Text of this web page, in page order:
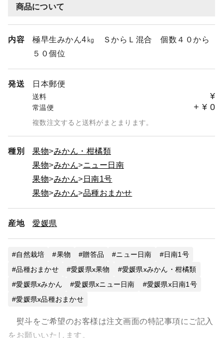
商品について
内容
極早生みかん4㎏ ＳからＬ混合 個数４０から
５０個位
発送 日本郵便
送料 ¥
常温便 + ¥ 0
複数注文すると送料がまとまります。
種別 果物
みかん・柑橘類
果物
みかん
ニュー日南
果物
みかん
日南1号
果物
みかん 品種おまかせ
産地 愛媛県
自然栽培 果物 贈答品 ニュー日南
日南1号
品種おまかせ
愛媛県x果物
愛媛県xみかん・柑橘類
愛媛県xみかん
愛媛県xニュー日南
愛媛県x日南1号
愛媛県x品種おまかせ
熨斗をご希望のお客様は注文画面の特記事項にご記入
をお願いいたします。